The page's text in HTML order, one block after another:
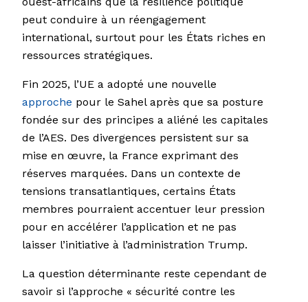
peut conduire à un réengagement
international, surtout pour les États riches en
ressources stratégiques.
Fin 2025, l’UE a adopté une nouvelle
approche pour le Sahel après que sa posture
fondée sur des principes a aliéné les capitales
de l’AES. Des divergences persistent sur sa
mise en œuvre, la France exprimant des
réserves marquées. Dans un contexte de
tensions transatlantiques, certains États
membres pourraient accentuer leur pression
pour en accélérer l’application et ne pas
laisser l’initiative à l’administration Trump.
La question déterminante reste cependant de
savoir si l’approche « sécurité contre les